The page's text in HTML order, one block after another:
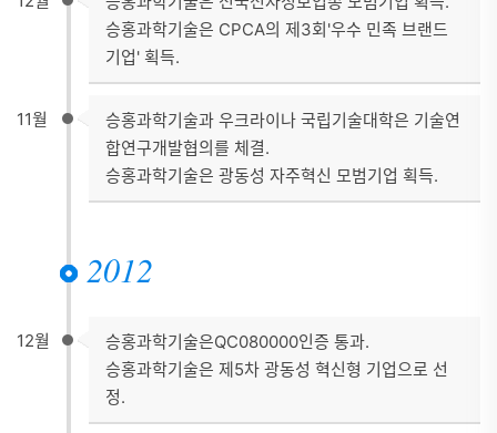
승홍과학기술은 CPCA의 제3회'우수 민족 브랜드
기업' 획득.
11월
승홍과학기술과 우크라이나 국립기술대학은 기술연
합연구개발협의를 체결.
승홍과학기술은 광동성 자주혁신 모범기업 획득.
2012
12월
승홍과학기술은QC080000인증 통과.
승홍과학기술은 제5차 광동성 혁신형 기업으로 선
정.